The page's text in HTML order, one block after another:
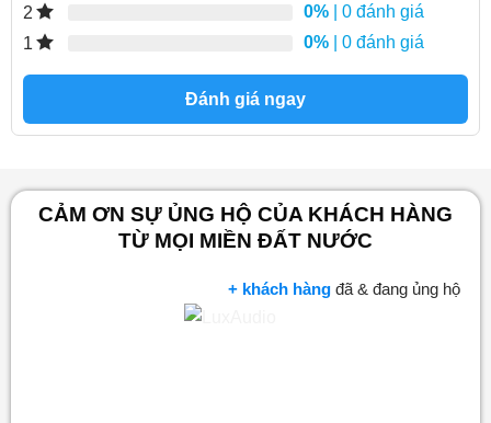
2
0% | 0 đánh giá
1
0% | 0 đánh giá
Đánh giá ngay
CẢM ƠN SỰ ỦNG HỘ CỦA KHÁCH HÀNG
TỪ MỌI MIỀN ĐẤT NƯỚC
+ khách hàng đã & đang ủng hộ